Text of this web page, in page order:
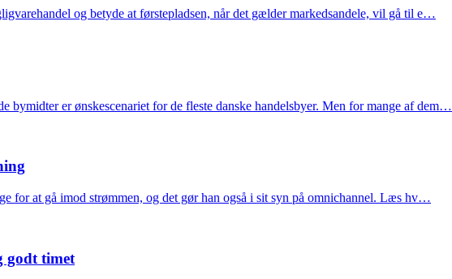
og betyde at førstepladsen, når det gælder markedsandele, vil gå til e…
bymidter er ønskescenariet for de fleste danske handelsbyer. Men for mange af dem…
for at gå imod strømmen, og det gør han også i sit syn på omnichannel. Læs hv…
godt timet